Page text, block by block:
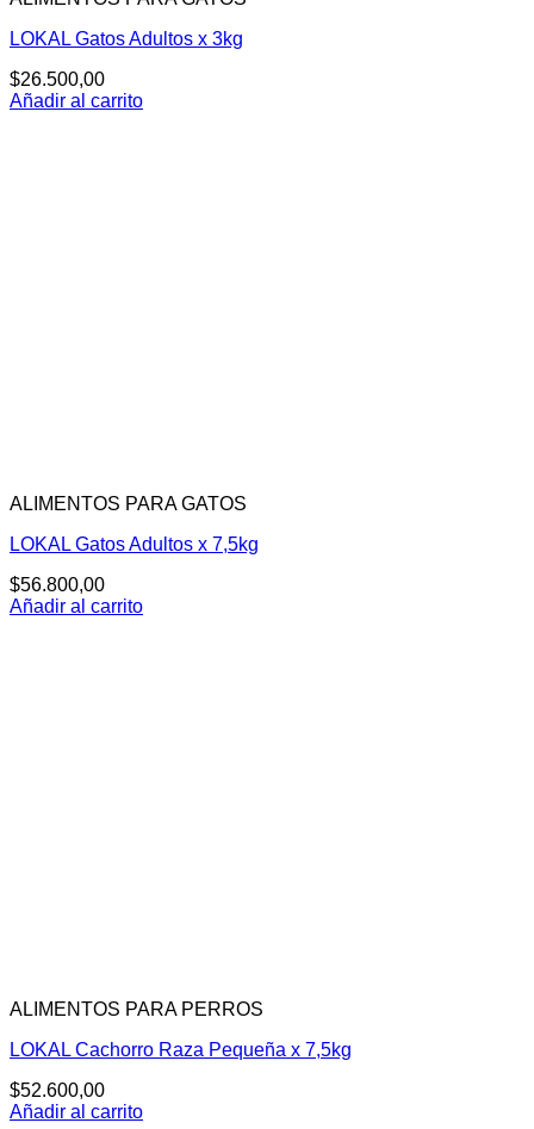
LOKAL Gatos Adultos x 3kg
$26.500,00
Añadir al carrito
ALIMENTOS PARA GATOS
LOKAL Gatos Adultos x 7,5kg
$56.800,00
Añadir al carrito
ALIMENTOS PARA PERROS
LOKAL Cachorro Raza Pequeña x 7,5kg
$52.600,00
Añadir al carrito